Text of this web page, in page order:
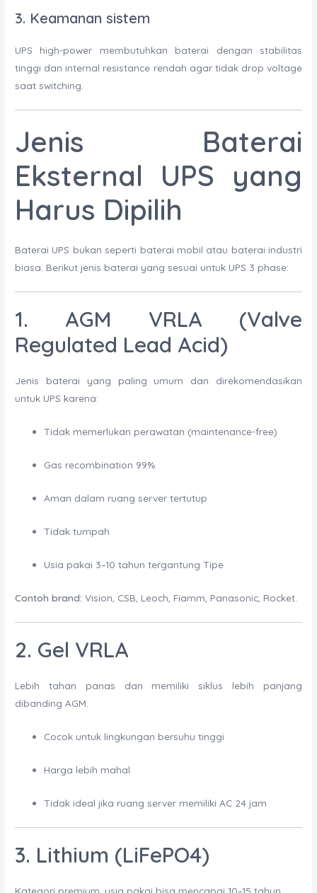
3. Keamanan sistem
UPS high-power membutuhkan baterai dengan stabilitas
tinggi dan internal resistance rendah agar tidak drop voltage
saat switching.
Jenis Baterai
Eksternal UPS yang
Harus Dipilih
Baterai UPS bukan seperti baterai mobil atau baterai industri
biasa. Berikut jenis baterai yang sesuai untuk UPS 3 phase:
1. AGM VRLA (Valve
Regulated Lead Acid)
Jenis baterai yang paling umum dan direkomendasikan
untuk UPS karena:
Tidak memerlukan perawatan (maintenance-free)
Gas recombination 99%
Aman dalam ruang server tertutup
Tidak tumpah
Usia pakai 3–10 tahun tergantung Tipe
Contoh brand: Vision, CSB, Leoch, Fiamm, Panasonic, Rocket.
2. Gel VRLA
Lebih tahan panas dan memiliki siklus lebih panjang
dibanding AGM.
Cocok untuk lingkungan bersuhu tinggi
Harga lebih mahal
Tidak ideal jika ruang server memiliki AC 24 jam
3. Lithium (LiFePO4)
Kategori premium, usia pakai bisa mencapai 10–15 tahun.